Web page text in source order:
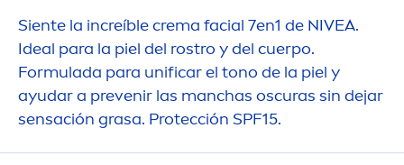
Siente la increíble crema facial 7en1 de NIVEA.
Ideal para la piel del rostro y del cuerpo.
Formulada para unificar el tono de la piel y
ayudar a prevenir las manchas oscuras sin dejar
sensación grasa. Protección SPF15.